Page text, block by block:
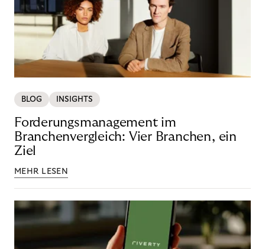
BLOG INSIGHTS
Forderungsmanagement im
Branchenvergleich: Vier Branchen, ein
Ziel
MEHR LESEN